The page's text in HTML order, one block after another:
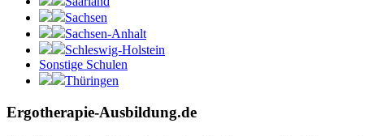
Sachsen
Sachsen-Anhalt
Schleswig-Holstein
Sonstige Schulen
Thüringen
Ergotherapie-Ausbildung.de